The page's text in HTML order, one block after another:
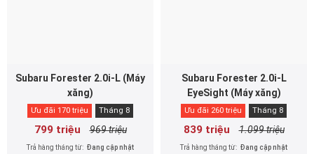
Subaru Forester 2.0i-L (Máy
xăng)
Ưu đãi 170 triệu Tháng 8
799 triệu 969 triệu
Trả hàng tháng từ: Đang cập nhật
Subaru Forester 2.0i-L
EyeSight (Máy xăng)
Ưu đãi 260 triệu Tháng 8
839 triệu 1.099 triệu
Trả hàng tháng từ: Đang cập nhật